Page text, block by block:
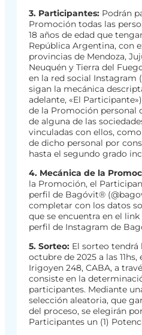
3. Participantes: Podrán
Promoción todas las
18 años de edad que
República Argentina, con
provincias de Mendoza,
Neuquén y Tierra del
en la red social Instagram
sigan la mecánica
adelante, «El
de la Promoción personal
de alguna de las
vinculadas con ellos,
de dicho personal por
hasta el segundo grado
4. Mecánica de la
la Promoción, el
perfil de Bagóvit®
completar con los datos
que se encuentra en el
perfil de Instagram de
5. Sorteo: El sorteo tendrá
octubre de 2025 a las
Irigoyen 248, CABA, a
consiste en la
participantes. Mediante
selección aleatoria, que
del proceso, se elegirán
Participantes un (1)